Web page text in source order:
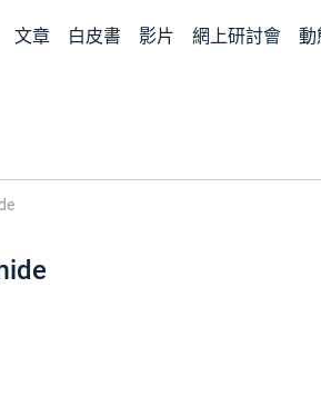
文章 白皮書 影片 網上研討會 動